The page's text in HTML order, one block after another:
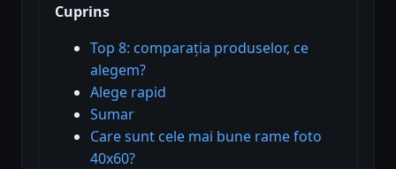
Cuprins
Top 8: comparația produselor, ce
alegem?
Alege rapid
Sumar
Care sunt cele mai bune rame foto
40x60?